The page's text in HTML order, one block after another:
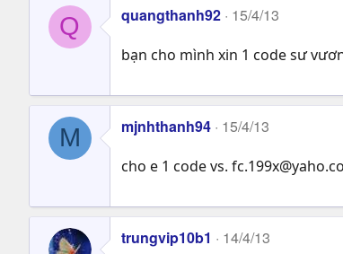
Q quangthanh92 15/4/13
bạn cho mình xin 1 code sư
M mjnhthanh94 15/4/13
cho e 1 code vs.
trungvip10b1 14/4/13